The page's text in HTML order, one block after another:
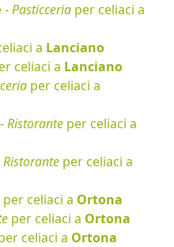
-Pasticceria per celiaci a
a Lanciano
celiaci a Lanciano
per celiaci a
Ristorante per celiaci a
Ristorante per celiaci a
per celiaci a Ortona
per celiaci a Ortona
celiaci a Ortona